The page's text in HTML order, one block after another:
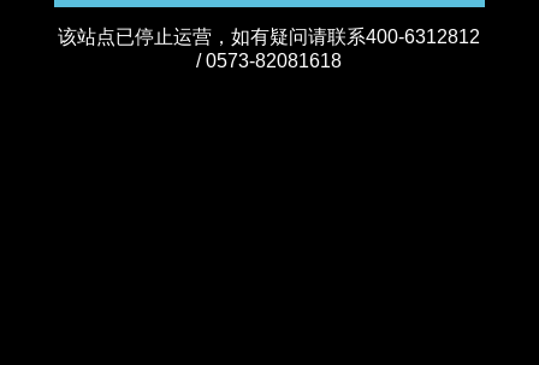
该站点已停止运营，如有疑问请联系400-6312812
/ 0573-82081618